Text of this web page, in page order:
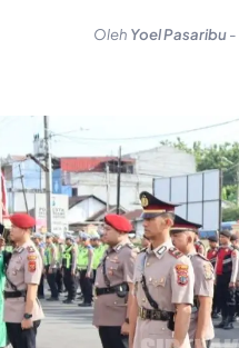
Oleh Yoel Pasaribu -